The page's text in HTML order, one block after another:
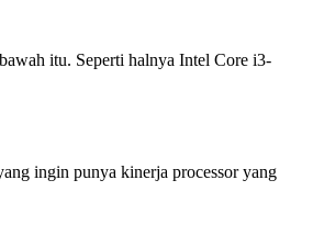
itu. Seperti halnya Intel Core i3-
ingin punya kinerja processor yang